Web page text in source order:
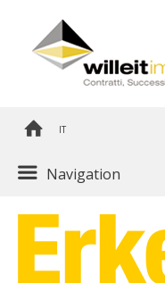
IT
Navigation